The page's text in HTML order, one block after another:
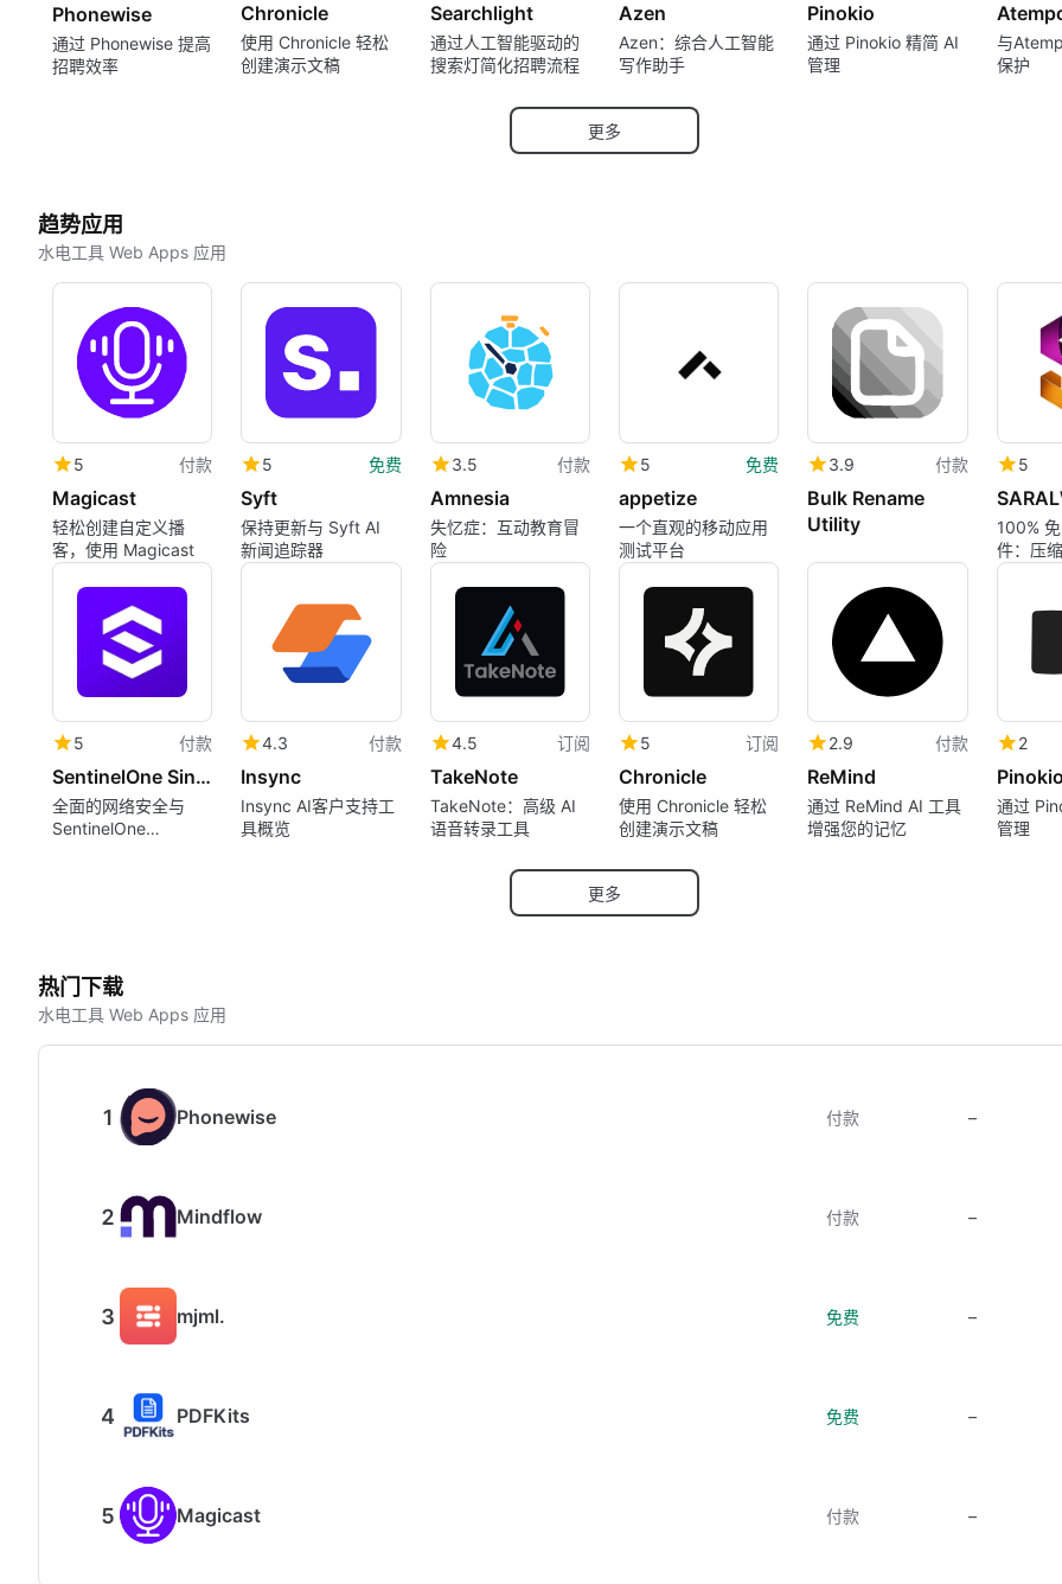
Phonewise
通过 Phonewise 提高
招聘效率
Chronicle
使用 Chronicle 轻松
创建演示文稿
Searchlight
通过人工智能驱动的
搜索灯简化招聘流程
Azen
Azen：综合人工智能
写作助手
Pinokio
通过 Pinokio 精简 AI
管理
与
保护
更多
趋势应用
水电工具 Web Apps 应用
5 付款
Magicast
轻松创建自定义播
客，使用 Magicast
5 免费
Syft
保持更新与 Syft AI
新闻追踪器
3.5 付款
Amnesia
失忆症：互动教育冒
险
5 免费
appetize
一个直观的移动应用
测试平台
3.9 付款
Bulk Rename
Utility
5
100%
件：压
照片，
5 付款
SentinelOne Singularity
全面的网络安全与
SentinelOne
4.3 付款
Insync
Insync AI客户支持工
具概览
4.5 订阅
TakeNote
TakeNote：高级 AI
语音转录工具
5 订阅
Chronicle
使用 Chronicle 轻松
创建演示文稿
2.9 付款
ReMind
通过 ReMind AI 工具
增强您的记忆
2
Pinokio
通过
管理
更多
热门下载
水电工具 Web Apps 应用
Phonewise 付款 –
Mindflow 付款 –
mjml. 免费 –
PDFKits 免费 –
Magicast 付款 –